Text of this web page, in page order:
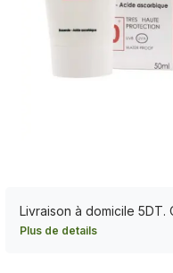
Livraison à domicile 5DT.
Plus de details